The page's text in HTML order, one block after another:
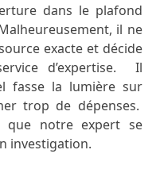
dans le plafond
il ne
exacte et décide
d’expertise. Il
fasse la lumière sur
trop de dépenses.
que notre expert se
investigation.